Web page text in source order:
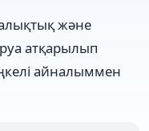
және
атқарылып
айналыммен